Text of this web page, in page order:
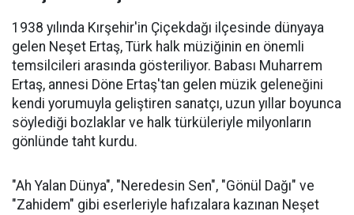
1938 yılında Kırşehir'in Çiçekdağı ilçesinde dünyaya
gelen Neşet Ertaş, Türk halk müziğinin en önemli
temsilcileri arasında gösteriliyor. Babası Muharrem
Ertaş, annesi Döne Ertaş'tan gelen müzik geleneğini
kendi yorumuyla geliştiren sanatçı, uzun yıllar boyunca
söylediği bozlaklar ve halk türküleriyle milyonların
gönlünde taht kurdu.
"Ah Yalan Dünya", "Neredesin Sen", "Gönül Dağı" ve
"Zahidem" gibi eserleriyle hafızalara kazınan Neşet